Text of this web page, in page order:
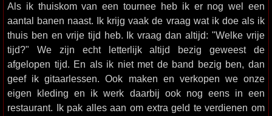
Als ik thuiskom van een tournee heb ik er nog wel een
aantal banen naast. Ik krijg vaak de vraag wat ik doe als ik
thuis ben en vrije tijd heb. Ik vraag dan altijd: "Welke vrije
tijd?" We zijn echt letterlijk altijd bezig geweest de
afgelopen tijd. En als ik niet met de band bezig ben, dan
geef ik gitaarlessen. Ook maken en verkopen we onze
eigen kleding en ik werk daarbij ook nog eens in een
restaurant. Ik pak alles aan om extra geld te verdienen om